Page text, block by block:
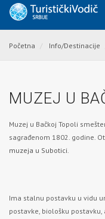
Početna Info/Destinacije
MUZEJ U
Muzej u Bačkoj Topoli
sagrađenom 1802. godine.
muzeja u Subotici.
Ima stalnu postavku u vidu
postavke, biološku